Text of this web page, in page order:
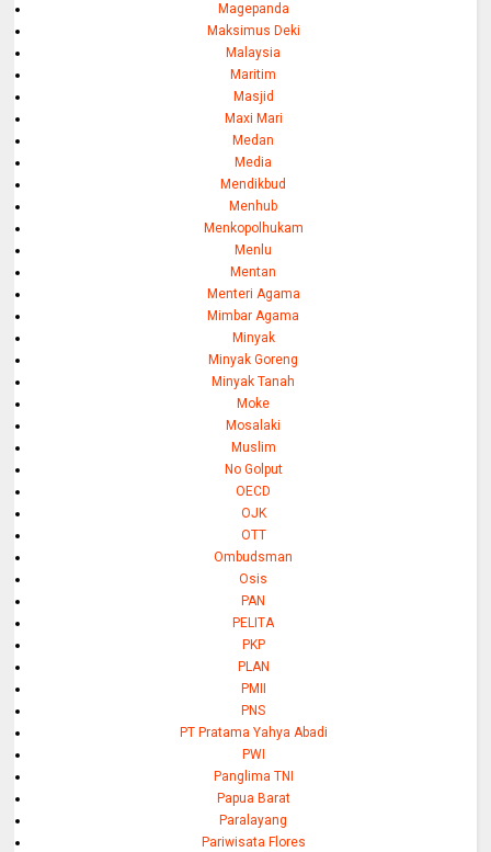
Magepanda
Maksimus Deki
Malaysia
Maritim
Masjid
Maxi Mari
Medan
Media
Mendikbud
Menhub
Menkopolhukam
Menlu
Mentan
Menteri Agama
Mimbar Agama
Minyak
Minyak Goreng
Minyak Tanah
Moke
Mosalaki
Muslim
No Golput
OECD
OJK
OTT
Ombudsman
Osis
PAN
PELITA
PKP
PLAN
PMII
PNS
PT Pratama Yahya Abadi
PWI
Panglima TNI
Papua Barat
Paralayang
Pariwisata Flores